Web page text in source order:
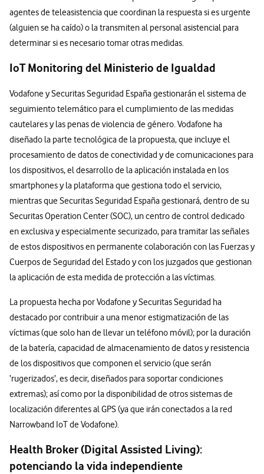
agentes de teleasistencia que coordinan la respuesta si es urgente
(alguien se ha caído) o la transmiten al personal asistencial para
determinar si es necesario tomar otras medidas.
IoT Monitoring del Ministerio de Igualdad
Vodafone y Securitas Seguridad España gestionarán el sistema de
seguimiento telemático para el cumplimiento de las medidas
cautelares y las penas de violencia de género. Vodafone ha
diseñado la parte tecnológica de la propuesta, que incluye el
procesamiento de datos de conectividad y de comunicaciones para
los dispositivos, el desarrollo de la aplicación instalada en los
smartphones y la plataforma que gestiona todo el servicio,
mientras que Securitas Seguridad España gestionará, dentro de su
Securitas Operation Center (SOC), un centro de control dedicado
en exclusiva y especialmente securizado, para tramitar las señales
de estos dispositivos en permanente colaboración con las Fuerzas y
Cuerpos de Seguridad del Estado y con los juzgados que gestionan
la aplicación de esta medida de protección a las víctimas.
La propuesta hecha por Vodafone y Securitas Seguridad ha
destacado por contribuir a una menor estigmatización de las
víctimas (que solo han de llevar un teléfono móvil); por la duración
de la batería, capacidad de almacenamiento de datos y resistencia
de los dispositivos que componen el servicio (que serán
‘rugerizados’, es decir, diseñados para soportar condiciones
extremas); así como por la disponibilidad de otros sistemas de
localización diferentes al GPS (ya que irán conectados a la red
Narrowband IoT de Vodafone).
Health Broker (Digital Assisted Living):
potenciando la vida independiente